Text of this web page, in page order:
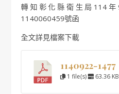
轉知彰化縣衛生局114年9月17日彰衛藥字第
1140060459號函
全文詳見檔案下載
1140922-1477
1 file(s) 63.36 KB